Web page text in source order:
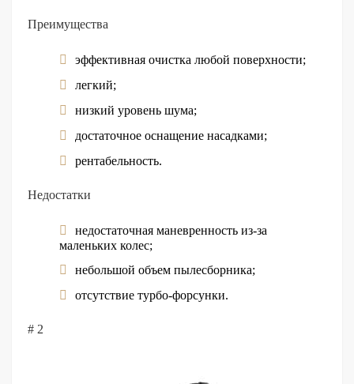
Преимущества
эффективная очистка любой поверхности;
легкий;
низкий уровень шума;
достаточное оснащение насадками;
рентабельность.
Недостатки
недостаточная маневренность из-за
маленьких колес;
небольшой объем пылесборника;
отсутствие турбо-форсунки.
# 2